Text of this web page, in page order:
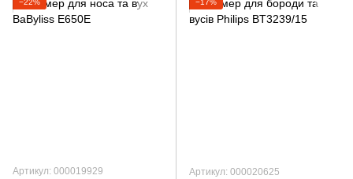
−22%
Артикул: 000019929
−17%
Артикул: 000020625